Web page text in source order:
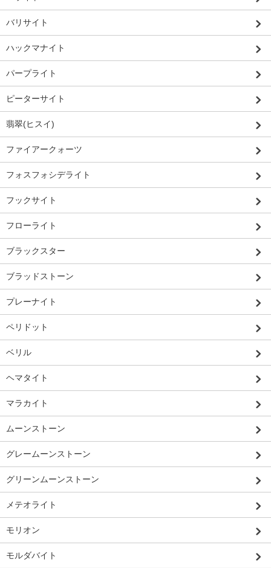
バリサイト
ハックマナイト
パープライト
ピーターサイト
翡翠(ヒスイ)
ファイアークォーツ
フォスフォシデライト
フックサイト
フローライト
ブラックスター
ブラッドストーン
プレーナイト
ペリドット
ベリル
ヘマタイト
マラカイト
ムーンストーン
グレームーンストーン
グリーンムーンストーン
メテオライト
モリオン
モルダバイト